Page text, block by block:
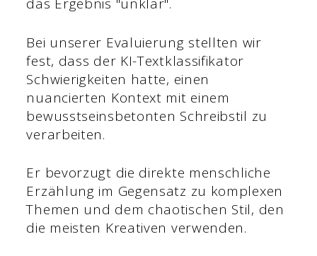
das Ergebnis "unklar".
Bei unserer Evaluierung stellten wir
fest, dass der KI-Textklassifikator
Schwierigkeiten hatte, einen
nuancierten Kontext mit einem
bewusstseinsbetonten Schreibstil zu
verarbeiten.
Er bevorzugt die direkte menschliche
Erzählung im Gegensatz zu komplexen
Themen und dem chaotischen Stil, den
die meisten Kreativen verwenden.